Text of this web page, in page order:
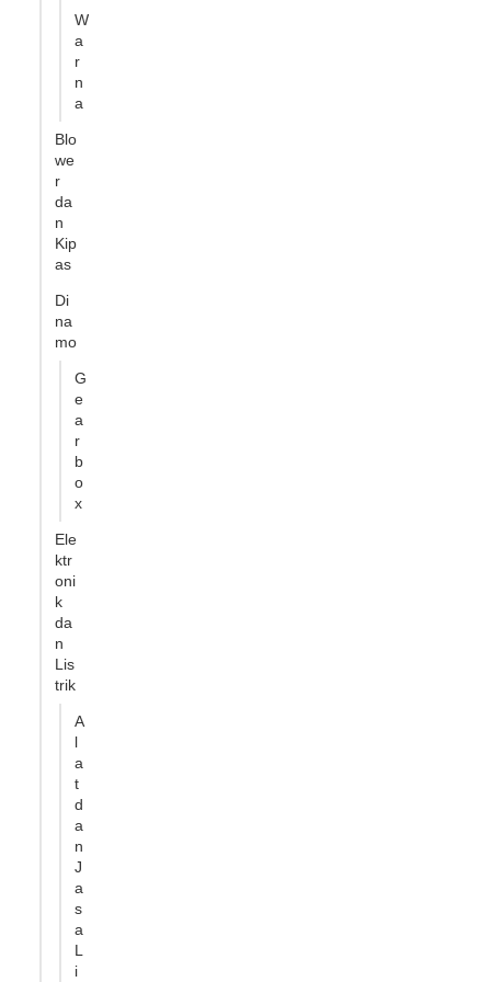
W
a
r
n
a
Blo
we
r
da
n
Kip
as
Di
na
mo
G
e
a
r
b
o
x
Ele
ktr
oni
k
da
n
Lis
trik
A
l
a
t
d
a
n
J
a
s
a
L
i